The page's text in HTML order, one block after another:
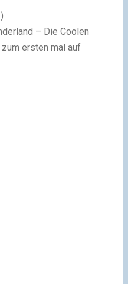
– Die Coolen
ersten mal auf